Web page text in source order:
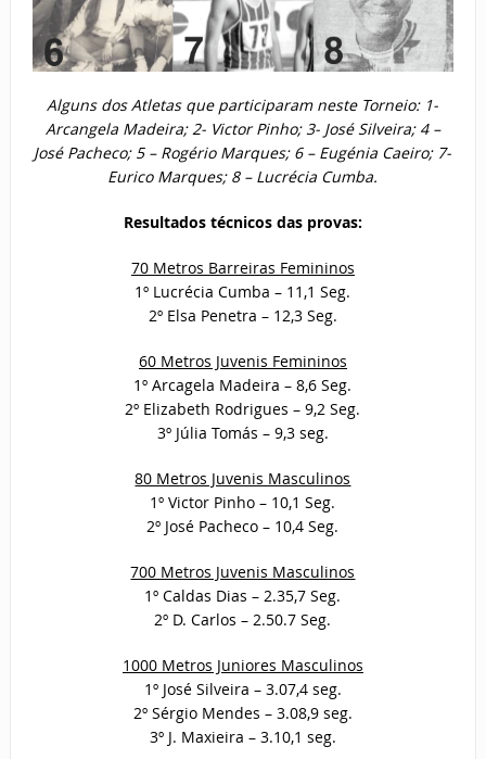
Alguns dos Atletas que participaram neste Torneio: 1-
Arcangela Madeira; 2- Victor Pinho; 3- José Silveira; 4 –
José Pacheco; 5 – Rogério Marques; 6 – Eugénia Caeiro; 7-
Eurico Marques; 8 – Lucrécia Cumba.
Resultados técnicos das provas:
70 Metros Barreiras Femininos
1º Lucrécia Cumba – 11,1 Seg.
2º Elsa Penetra – 12,3 Seg.
60 Metros Juvenis Femininos
1º Arcagela Madeira – 8,6 Seg.
2º Elizabeth Rodrigues – 9,2 Seg.
3º Júlia Tomás – 9,3 seg.
80 Metros Juvenis Masculinos
1º Victor Pinho – 10,1 Seg.
2º José Pacheco – 10,4 Seg.
700 Metros Juvenis Masculinos
1º Caldas Dias – 2.35,7 Seg.
2º D. Carlos – 2.50.7 Seg.
1000 Metros Juniores Masculinos
1º José Silveira – 3.07,4 seg.
2º Sérgio Mendes – 3.08,9 seg.
3º J. Maxieira – 3.10,1 seg.